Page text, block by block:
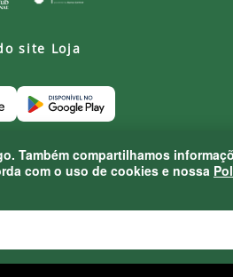
Também compartilhamos
com o uso de cookies e nossa
site Loja